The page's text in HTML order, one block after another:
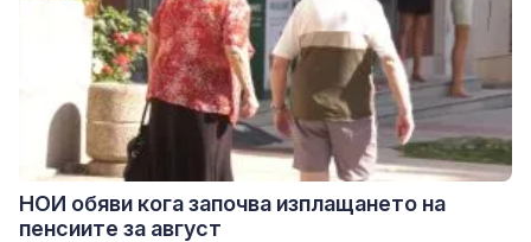
НОИ обяви кога започва изплащането на
пенсиите за август